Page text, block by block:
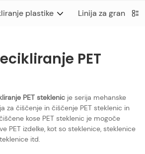
plastike Linija za
PET
PET steklenic je serija mehanske
za čiščenje in čiščenje PET steklenic in
kose PET steklenic je mogoče
PET izdelke, kot so steklenice, steklenice
itd.